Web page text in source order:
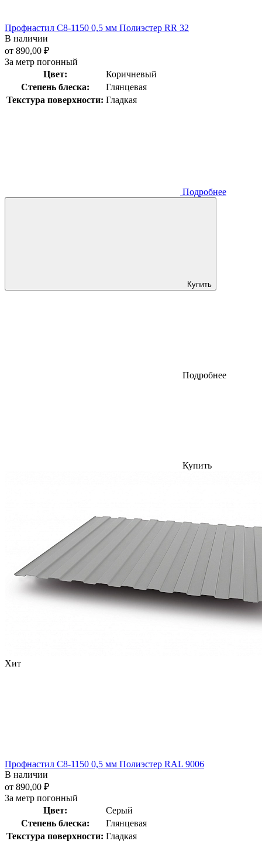
Профнастил С8-1150 0,5 мм Полиэстер RR 32
В наличии
от 890,00 ₽
За метр погонный
Цвет:
Коричневый
Степень блеска:
Глянцевая
Текстура поверхности: Гладкая
Подробнее
Купить
Подробнее
Купить
Хит
Профнастил С8-1150 0,5 мм Полиэстер RAL 9006
В наличии
от 890,00 ₽
За метр погонный
Цвет:
Серый
Степень блеска:
Глянцевая
Текстура поверхности: Гладкая